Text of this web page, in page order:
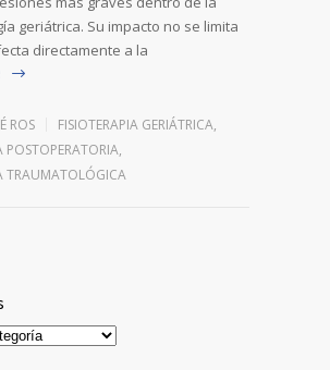
geriátrica. Su impacto no se limita
directamente a la
ROS FISIOTERAPIA GERIÁTRICA,
POSTOPERATORIA,
TRAUMATOLÓGICA